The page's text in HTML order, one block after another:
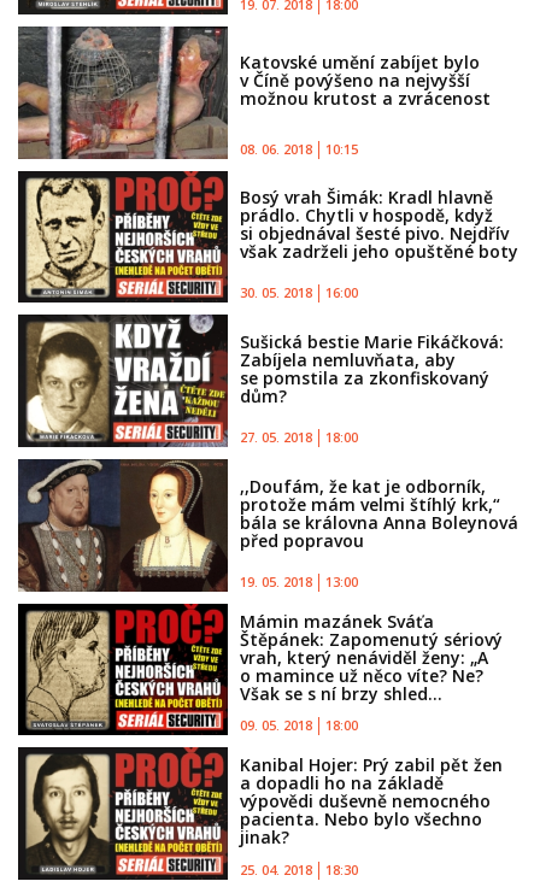
19. 07. 2018 18:00
Katovské umění zabíjet bylo
v Číně povýšeno na nejvyšší
možnou krutost a zvrácenost
08. 06. 2018 10:15
Bosý vrah Šimák: Kradl hlavně
prádlo. Chytli v hospodě, když
si objednával šesté pivo. Nejdřív
však zadrželi jeho opuštěné boty
30. 05. 2018 16:00
Sušická bestie Marie Fikáčková:
Zabíjela nemluvňata, aby
se pomstila za zkonfiskovaný
dům?
27. 05. 2018 18:00
,,Doufám, že kat je odborník,
protože mám velmi štíhlý krk,“
bála se královna Anna Boleynová
před popravou
19. 05. 2018 13:00
Mámin mazánek Sváťa
Štěpánek: Zapomenutý sériový
vrah, který nenáviděl ženy: „A
o mamince už něco víte? Ne?
Však se s ní brzy shled...
09. 05. 2018 18:00
Kanibal Hojer: Prý zabil pět žen
a dopadli ho na základě
výpovědi duševně nemocného
pacienta. Nebo bylo všechno
jinak?
25. 04. 2018 18:30